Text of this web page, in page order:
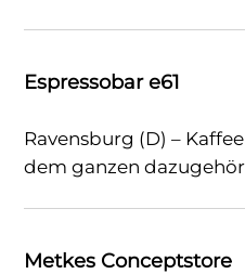
Espressobar e61
Ravensburg (D) –
dem ganzen
Metkes Conceptstore